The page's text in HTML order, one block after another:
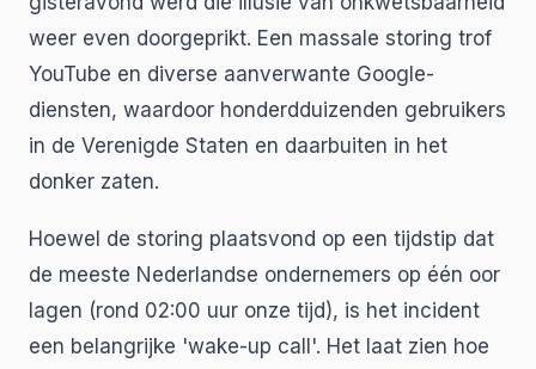
weer even doorgeprikt. Een massale storing trof
YouTube en diverse aanverwante Google-
diensten, waardoor honderdduizenden gebruikers
in de Verenigde Staten en daarbuiten in het
donker zaten.
Hoewel de storing plaatsvond op een tijdstip dat
de meeste Nederlandse ondernemers op één oor
lagen (rond 02:00 uur onze tijd), is het incident
een belangrijke 'wake-up call'. Het laat zien hoe